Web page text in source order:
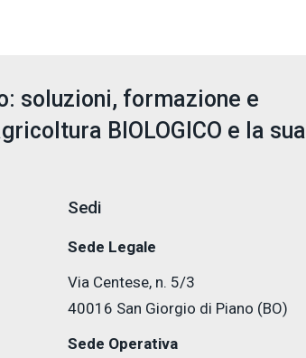
soluzioni, formazione e
BIOLOGICO e la sua
Sedi
Sede Legale
Via Centese, n. 5/3
40016 San Giorgio di Piano (BO)
Sede Operativa